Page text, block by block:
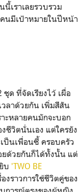
นี้เราเลยรวบรวม
นมีเป้าหมายในปีหน้า
ด ที่จัดเรียงไว้ เผื่อ
วลาด้วยกัน เพิ่มสีสัน
ะหลายคนมักจะบอก
วิตนั่นเอง แต่ใครยัง
เป็นเพื่อนซี้ ครอบครัว
ยด้วยกันก็ได้ทั้งนั้น แต่
บ 'TWO BE
องราวการใช้ชีวิตคู่ของ